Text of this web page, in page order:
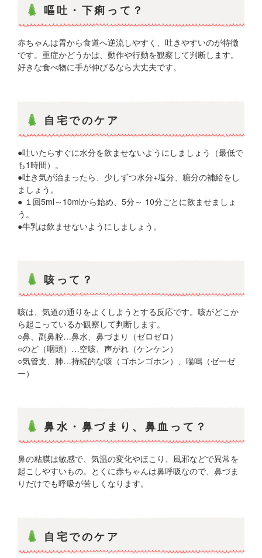
嘔吐・下痢って？
赤ちゃんは胃から食道へ逆流しやすく、吐きやすいのが特徴
です。重症かどうかは、動作や行動を観察して判断します。
好きな食べ物に手が伸びるなら大丈夫です。
自宅でのケア
●吐いたらすぐに水分を飲ませないようにしましょう（最低で
も1時間）。
●吐き気が治まったら、少しずつ水分+塩分、糖分の補給をし
ましょう。
● １回5ml～10mlから始め、5分～ 10分ごとに飲ませましょ
う。
●牛乳は飲ませないようにしましょう。
咳って？
咳は、気道の通りをよくしようとする反応です。咳がどこか
ら起こっているか観察して判断します。
○鼻、副鼻腔…鼻水、鼻づまり（ゼロゼロ）
○のど（咽頭）…空咳、声がれ（ケンケン）
○気管支、肺…持続的な咳（ゴホンゴホン）、喘鳴（ゼーゼ
ー）
鼻水・鼻づまり、鼻血って？
鼻の粘膜は敏感で、気温の変化やほこり、風邪などで異常を
起こしやすいもの。とくに赤ちゃんは鼻呼吸なので、鼻づま
りだけでも呼吸が苦しくなります。
自宅でのケア